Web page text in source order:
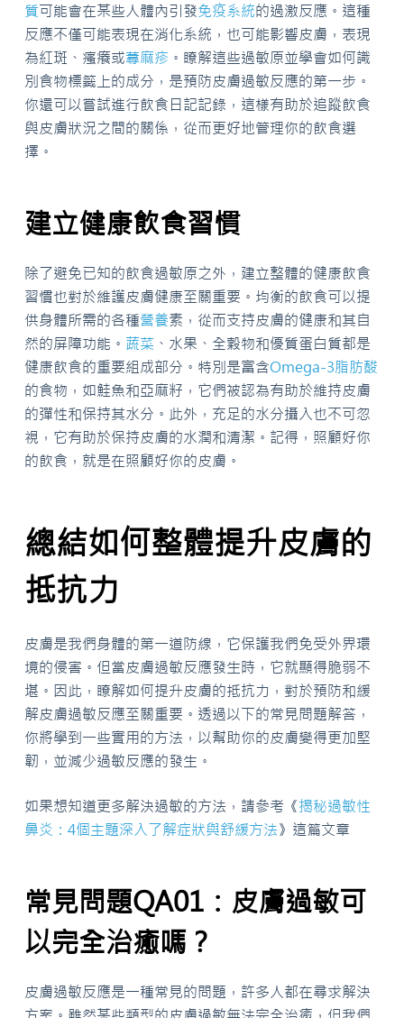
質可能會在某些人體內引發免疫系統的過激反應。這種
反應不僅可能表現在消化系統，也可能影響皮膚，表現
為紅斑、瘙癢或蕁麻疹 。瞭解這些過敏原並學會如何識
別食物標籤上的成分，是預防皮膚過敏反應的第一步。
你還可以嘗試進行飲食日記記錄，這樣有助於追蹤飲食
與皮膚狀況之間的關係，從而更好地管理你的飲食選
擇。
建立健康飲食習慣
除了避免已知的飲食過敏原之外，建立整體的健康飲食
習慣也對於維護皮膚健康至關重要。均衡的飲食可以提
供身體所需的各種營養素，從而支持皮膚的健康和其自
然的屏障功能。 蔬菜 、水果、全穀物和優質蛋白質都是
健康飲食的重要組成部分。特別是富含Omega-3脂肪酸
的食物，如鮭魚和亞麻籽，它們被認為有助於維持皮膚
的彈性和保持其水分。此外，充足的水分攝入也不可忽
視，它有助於保持皮膚的水潤和清潔。記得，照顧好你
的飲食，就是在照顧好你的皮膚。
總結如何整體提升皮膚的
抵抗力
皮膚是我們身體的第一道防線，它保護我們免受外界環
境的侵害。但當皮膚過敏反應發生時，它就顯得脆弱不
堪。因此，瞭解如何提升皮膚的抵抗力，對於預防和緩
解皮膚過敏反應至關重要。透過以下的常見問題解答，
你將學到一些實用的方法，以幫助你的皮膚變得更加堅
韌，並減少過敏反應的發生。
如果想知道更多解決過敏的方法，請參考《揭秘過敏性
鼻炎：4個主題深入了解症狀與舒緩方法》這篇文章
常見問題QA01：皮膚過敏可
以完全治癒嗎？
皮膚過敏反應是一種常見的問題，許多人都在尋求解決